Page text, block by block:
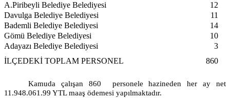
A.Piribeyli Belediye Belediyesi
12
Davulga Belediye Belediyesi
11
Bademli Belediye Belediyesi
14
Gömü Belediye Belediyesi
10
Adayazı Belediye Belediyesi
3
İLÇEDEKİ TOPLAM PERSONEL
860
Kamuda çalışan 860
personele hazineden her ay net
11.948.061.99 YTL maaş ödemesi yapılmaktadır.